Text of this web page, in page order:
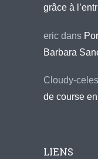
grâce à
eric dans
Barbara
Cloudy-
de course
LIENS